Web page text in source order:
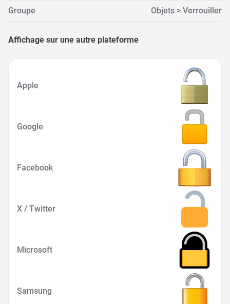
Groupe Objets > Verrouiller
Affichage sur une autre plateforme
Apple
Google
Facebook
X / Twitter
Microsoft
Samsung